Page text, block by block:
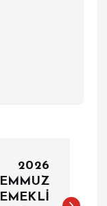
2026
EMEKLİ